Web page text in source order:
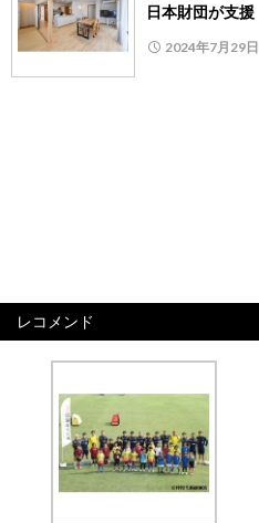
日本財団が支援
2024年7月29日
レコメンド